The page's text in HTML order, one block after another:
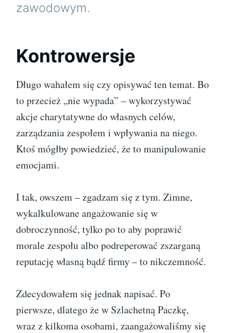
zawodowym.
Kontrowersje
Długo wahałem się czy opisywać ten temat. Bo
to przecież „nie wypada” – wykorzystywać
akcje charytatywne do własnych celów,
zarządzania zespołem i wpływania na niego.
Ktoś mógłby powiedzieć, że to manipulowanie
emocjami.
I tak, owszem – zgadzam się z tym. Zimne,
wykalkulowane angażowanie się w
dobroczynność, tylko po to aby poprawić
morale zespołu albo podreperować zszarganą
reputację własną bądź firmy – to nikczemność.
Zdecydowałem się jednak napisać. Po
pierwsze, dlatego że w Szlachetną Paczkę,
wraz z kilkoma osobami, zaangażowaliśmy się